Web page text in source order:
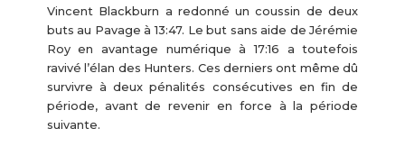
Vincent Blackburn a redonné un coussin de deux
buts au Pavage à 13:47. Le but sans aide de Jérémie
Roy en avantage numérique à 17:16 a toutefois
ravivé l’élan des Hunters. Ces derniers ont même dû
survivre à deux pénalités consécutives en fin de
période, avant de revenir en force à la période
suivante.